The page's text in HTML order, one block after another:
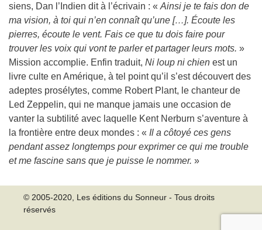
siens, Dan l’Indien dit à l’écrivain : « Ainsi je te fais don de
ma vision, à toi qui n’en connaît qu’une […]. Écoute les
pierres, écoute le vent. Fais ce que tu dois faire pour
trouver les voix qui vont te parler et partager leurs mots. »
Mission accomplie. Enfin traduit, Ni loup ni chien est un
livre culte en Amérique, à tel point qu’il s’est découvert des
adeptes prosélytes, comme Robert Plant, le chanteur de
Led Zeppelin, qui ne manque jamais une occasion de
vanter la subtilité avec laquelle Kent Nerburn s’aventure à
la frontière entre deux mondes : « Il a côtoyé ces gens
pendant assez longtemps pour exprimer ce qui me trouble
et me fascine sans que je puisse le nommer. »
© 2005-2020, Les éditions du Sonneur - Tous droits
réservés